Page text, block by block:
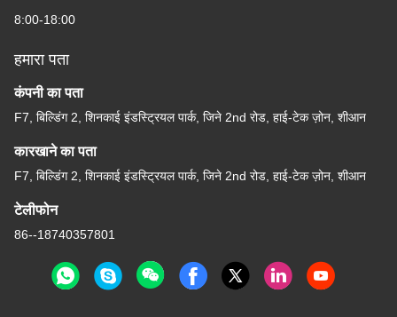
8:00-18:00
हमारा पता
कंपनी का पता
F7, बिल्डिंग 2, शिनकाई इंडस्ट्रियल पार्क, जिने 2nd रोड, हाई-टेक ज़ोन, शीआन
कारखाने का पता
F7, बिल्डिंग 2, शिनकाई इंडस्ट्रियल पार्क, जिने 2nd रोड, हाई-टेक ज़ोन, शीआन
टेलीफोन
86--18740357801